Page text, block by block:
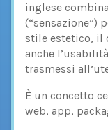
inglese
(“sensazione”)
stile estetico, il
anche
trasmessi
È un concetto
web, app,